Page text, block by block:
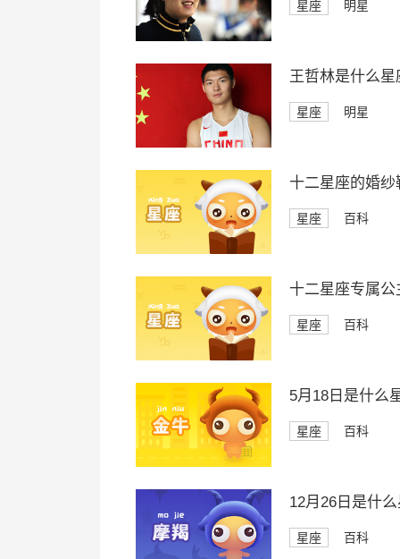
星座 明星
王哲林是什么星
星座 明星
十二星座的婚纱
星座 百科
十二星座专属公
星座 百科
5月18日是什么
星座 百科
12月26日是什
星座 百科